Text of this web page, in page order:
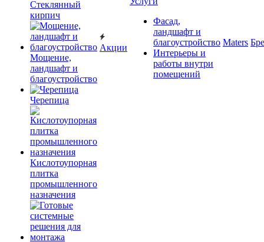
Cтеклянный
кирпич
Мощение,
ландшафт и
благоустройство
Черепица
Кислотоупорная
плитка
промышленного
назначения
Акции
Фасад,
ландшафт и
благоустройство
Интерьеры и
работы внутри
помещений
Maters